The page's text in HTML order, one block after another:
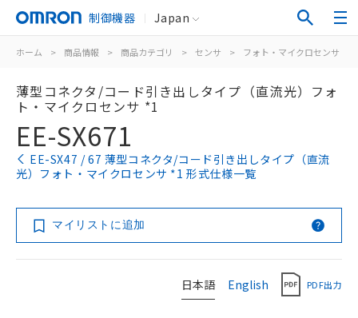
制御機器 Japan
ホーム > 商品情報 > 商品カテゴリ > センサ > フォト・マイクロセンサ
薄型コネクタ/コード引き出しタイプ（直流光）フォ
ト・マイクロセンサ *1
EE-SX671
EE-SX47 / 67 薄型コネクタ/コード引き出しタイプ（直流
光）フォト・マイクロセンサ *1 形式仕様一覧
マイリストに追加
日本語 English PDF出力